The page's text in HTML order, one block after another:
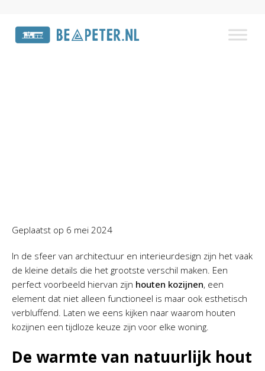
Geplaatst op 6 mei 2024
In de sfeer van architectuur en interieurdesign zijn het vaak
de kleine details die het grootste verschil maken. Een
perfect voorbeeld hiervan zijn houten kozijnen, een
element dat niet alleen functioneel is maar ook esthetisch
verbluffend. Laten we eens kijken naar waarom houten
kozijnen een tijdloze keuze zijn voor elke woning.
De warmte van natuurlijk hout